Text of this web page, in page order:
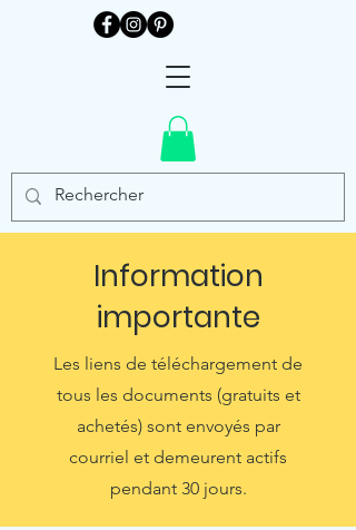
Information
importante
Les liens de téléchargement de
tous les documents (gratuits et
achetés) sont envoyés par
courriel et demeurent actifs
pendant 30 jours.​